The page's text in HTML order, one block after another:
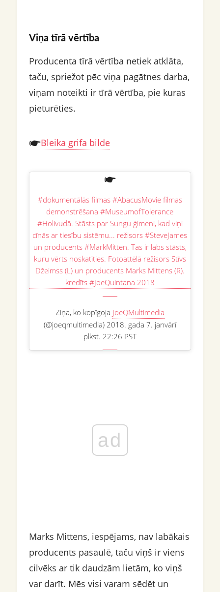
Viņa tīrā vērtība
Producenta tīrā vērtība netiek atklāta,
taču, spriežot pēc viņa pagātnes darba,
viņam noteikti ir tīrā vērtība, pie kuras
pieturēties.
Bleika grifa bilde
#dokumentālās filmas #AbacusMovie filmas
demonstrēšana #MuseumofTolerance
#Holivudā. Stāsts par Sungu ģimeni, kad viņi
cīnās ar tiesību sistēmu... režisors #SteveJames
un producents #MarkMitten. Tas ir labs stāsts,
kuru vērts noskatīties. Fotoattēlā režisors Stīvs
Džeimss (L) un producents Marks Mittens (R).
kredīts #JoeQuintana 2018
Ziņa, ko kopīgoja JoeQMultimedia
(@joeqmultimedia) 2018. gada 7. janvārī
plkst. 22:26 PST
ad
Marks Mittens, iespējams, nav labākais
producents pasaulē, taču viņš ir viens
cilvēks ar tik daudzām lietām, ko viņš
var darīt. Mēs visi varam sēdēt un